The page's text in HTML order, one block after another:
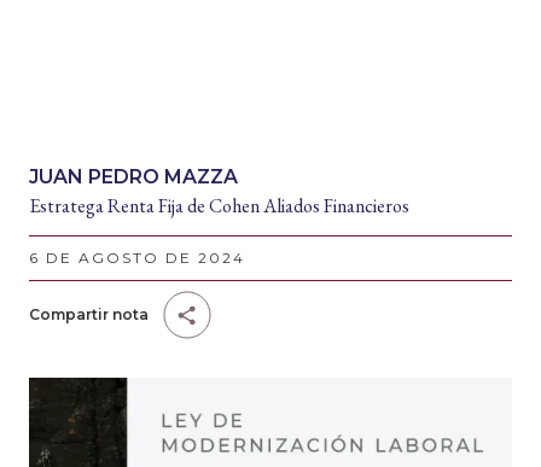
JUAN PEDRO MAZZA
Estratega Renta Fija de Cohen Aliados Financieros
6 DE AGOSTO DE 2024
Compartir nota